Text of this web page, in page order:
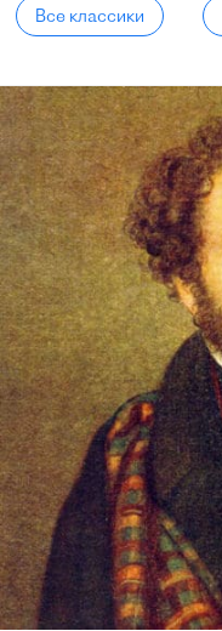
Все классики